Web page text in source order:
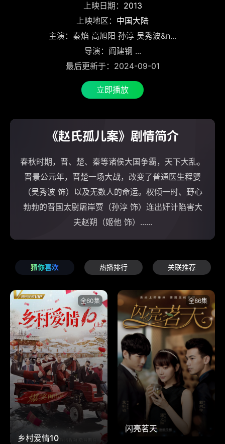
上映日期： 2013
上映地区： 中国大陆
主演：秦焰 高旭阳 孙淳 吴秀波&n...
导演：阎建钢 ...
最后更新于：2024-09-01
立即播放
《赵氏孤儿案》剧情简介
春秋时期，晋、楚、秦等诸侯大国争霸，天下大乱。
晋景公元年，晋楚一场大战，改变了普通医生程婴
（吴秀波 饰）以及无数人的命运。权倾一时、野心
勃勃的晋国太尉屠岸贾（孙淳 饰）连出奸计陷害大
夫赵朔（姬他 饰）......
猜你喜欢 热播排行 关联推荐
全60集
乡村爱情10
全86集
闪亮茗天